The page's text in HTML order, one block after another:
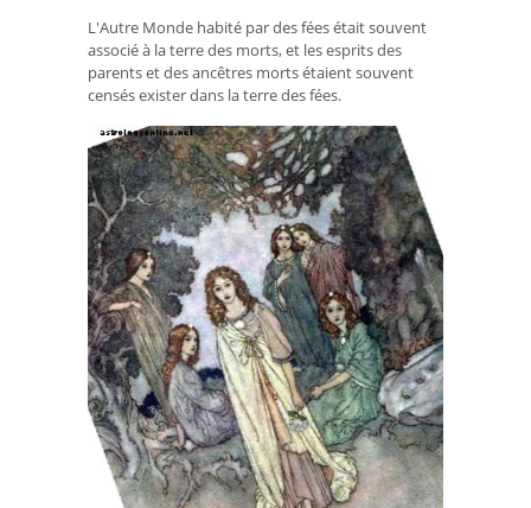
L'Autre Monde habité par des fées était souvent
associé à la terre des morts, et les esprits des
parents et des ancêtres morts étaient souvent
censés exister dans la terre des fées.